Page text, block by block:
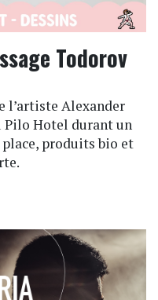
Todorov
l’artiste Alexander
Pilo Hotel durant un
produits bio et